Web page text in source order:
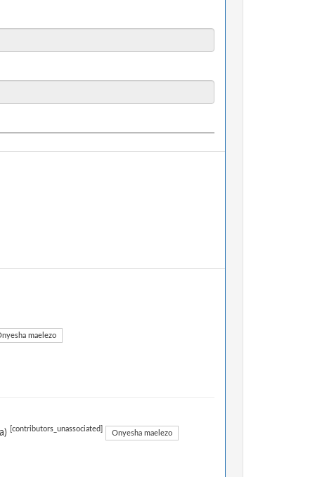
maelezo
[contributors_unassociated] Onyesha maelezo